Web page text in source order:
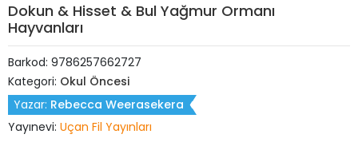
Dokun & Hisset & Bul Yağmur Ormanı
Hayvanları
Barkod: 9786257662727
Kategori: Okul Öncesi
Yazar: Rebecca Weerasekera
Yayınevi: Uçan Fil Yayınları